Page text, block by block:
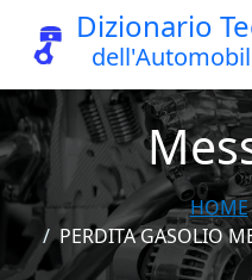
Dizionario
HOME
PERDITA GASOLIO